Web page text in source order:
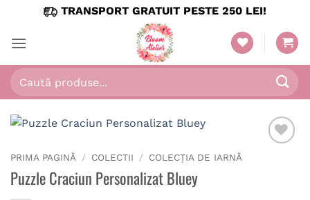
content
TRANSPORT GRATUIT PESTE 250 LEI!
Caută
după:
PRIMA PAGINĂ / COLECTII / COLECȚIA DE IARNĂ
Puzzle Craciun Personalizat Bluey